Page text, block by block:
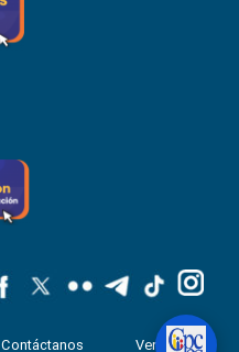
Contáctanos Ventanilla